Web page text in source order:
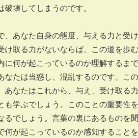
壊してしまうのです。
、あなた自身の態度、与える力と受
け取る力がないならば、この道を歩
に何が起こっているのか理解するま
なたは当惑し、混乱するのです。こ
あなたはこれから、与え、受け取る
も学ぶでしょう。このことの重要性
るでしょう。言葉の裏にあるものを
何が起こっているのか感知することを